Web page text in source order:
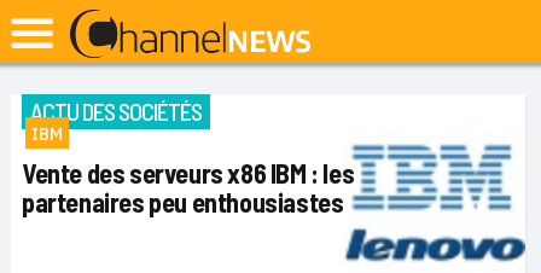
ACTU DES SOCIÉTÉS
IBM
Vente des serveurs x86 IBM : les
partenaires peu enthousiastes